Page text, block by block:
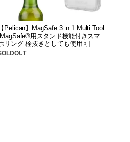
【Pelican】MagSafe 3 in 1 Multi Tool
用スタンド機能付きスマ
リング 栓抜きとしても使用可]